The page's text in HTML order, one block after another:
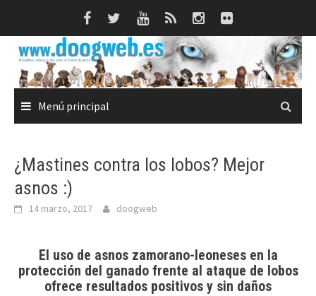
Menú principal
¿Mastines contra los lobos? Mejor
asnos :)
14 marzo, 2017 doogweb
El uso de asnos zamorano-leoneses en la
protección del ganado frente al ataque de lobos
ofrece resultados positivos y sin daños